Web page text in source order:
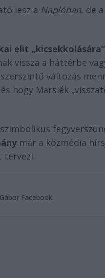
lesz a Naplóban, de
elit „kicsekkolására”
vissza a háttérbe
változás
hogy Marsiék
már a közmédia
tervezi.
Facebook